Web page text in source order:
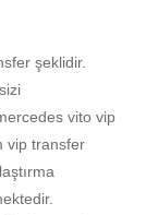
şeklidir.
vito vip
vip transfer